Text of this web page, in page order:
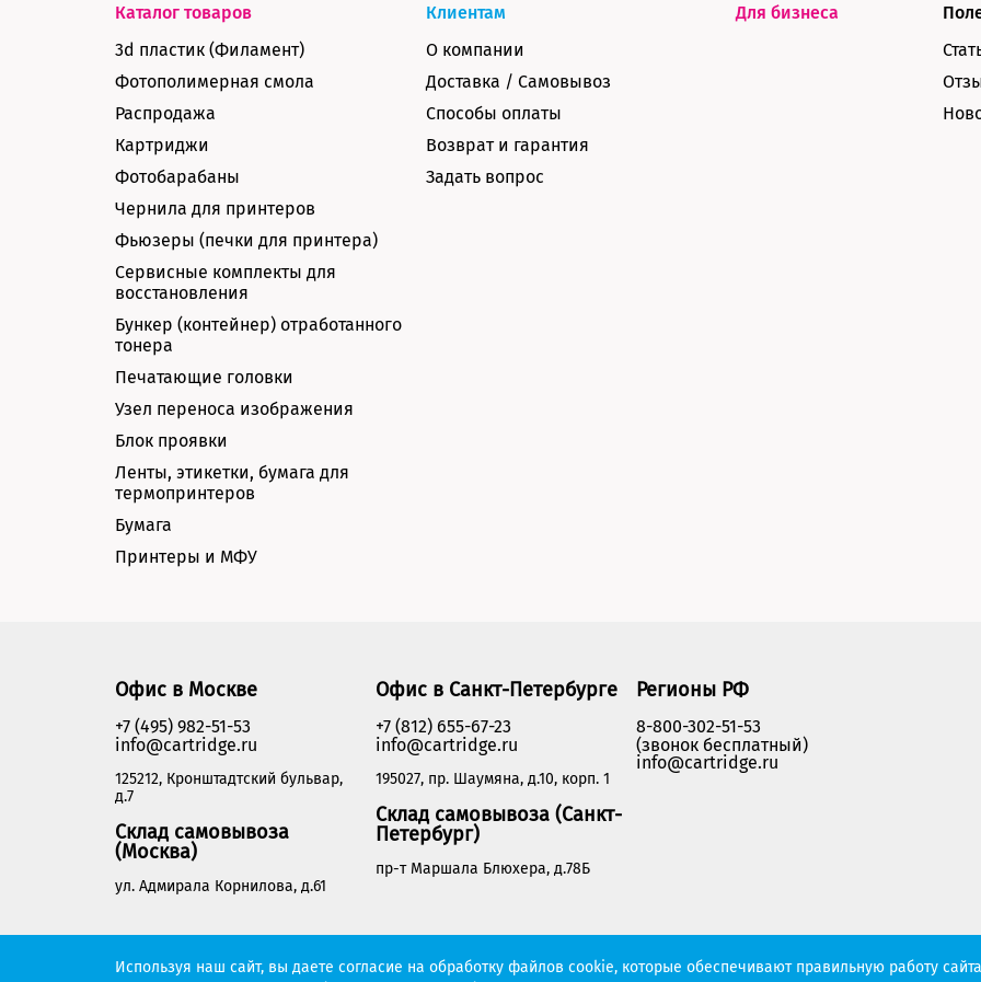
Каталог товаров
3d пластик (Филамент)
Фотополимерная смола
Распродажа
Картриджи
Фотобарабаны
Чернила для принтеров
Фьюзеры (печки для принтера)
Сервисные комплекты для
восстановления
Бункер (контейнер) отработанного
тонера
Печатающие головки
Узел переноса изображения
Блок проявки
Ленты, этикетки, бумага для
термопринтеров
Бумага
Принтеры и МФУ
Клиентам
О компании
Доставка / Самовывоз
Способы оплаты
Возврат и гарантия
Задать вопрос
Для бизнеса
Офис в Москве
+7 (495) 982-51-53
info@cartridge.ru
125212, Кронштадтский бульвар,
д.7
Склад самовывоза
(Москва)
ул. Адмирала Корнилова, д.61
Офис в Санкт-Петербурге
+7 (812) 655-67-23
info@cartridge.ru
195027, пр. Шаумяна, д.10, корп. 1
Склад самовывоза (Санкт-
Петербург)
пр-т Маршала Блюхера, д.78Б
Регионы РФ
8-800-302-51-53
(звонок бесплатный)
info@cartridge.ru
Cartridge.ru 2012-2026. Все права защищены Политика конфиденциальности
Используя наш сайт, вы даете согласие на обработку файлов cookie, которые обеспечивают правильную работу